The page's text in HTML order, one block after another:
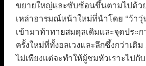
ขยายใหญ่และซับซ้อนขึ้นตามไปด้ว
เหล่าอารมณ์หน้าใหม่ที่นำโดย “ว้าวุ่
เข้ามาท้าทายสมดุลเดิมและจุดประ
ครั้งใหม่ที่ทั้งอลเวงและลึกซึ้งกว่าเดิ
ไม่เพียงแต่จะทำให้ผู้ชมหัวเราะไปกั